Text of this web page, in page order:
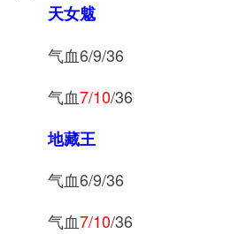
天女魃
气血6/9/36
气血7/10/36
地藏王
气血6/9/36
气血7/10/36